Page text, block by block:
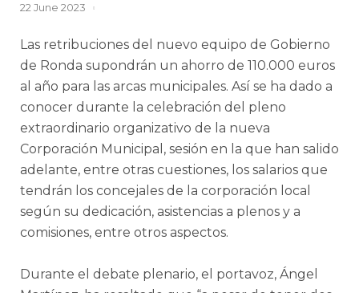
22 June 2023
Las retribuciones del nuevo equipo de Gobierno
de Ronda supondrán un ahorro de 110.000 euros
al año para las arcas municipales. Así se ha dado a
conocer durante la celebración del pleno
extraordinario organizativo de la nueva
Corporación Municipal, sesión en la que han salido
adelante, entre otras cuestiones, los salarios que
tendrán los concejales de la corporación local
según su dedicación, asistencias a plenos y a
comisiones, entre otros aspectos.
Durante el debate plenario, el portavoz, Ángel